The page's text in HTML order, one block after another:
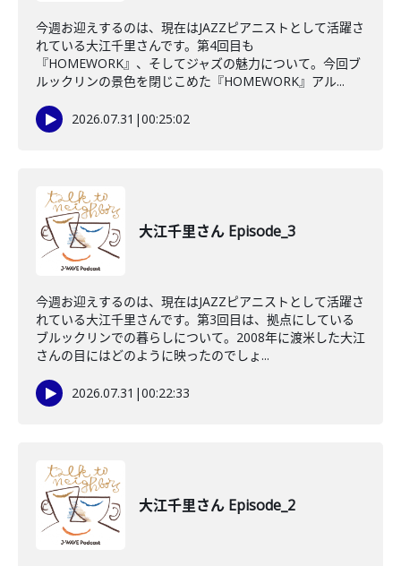
今週お迎えするのは、現在はJAZZピアニストとして活躍さ
れている大江千里さんです。第4回目も
『HOMEWORK』、そしてジャズの魅力について。今回ブ
ルックリンの景色を閉じこめた『HOMEWORK』アル...
2026.07.31 |00:25:02
大江千里さん Episode_3
今週お迎えするのは、現在はJAZZピアニストとして活躍さ
れている大江千里さんです。第3回目は、拠点にしている
ブルックリンでの暮らしについて。2008年に渡米した大江
さんの目にはどのように映ったのでしょ...
2026.07.31 |00:22:33
大江千里さん Episode_2